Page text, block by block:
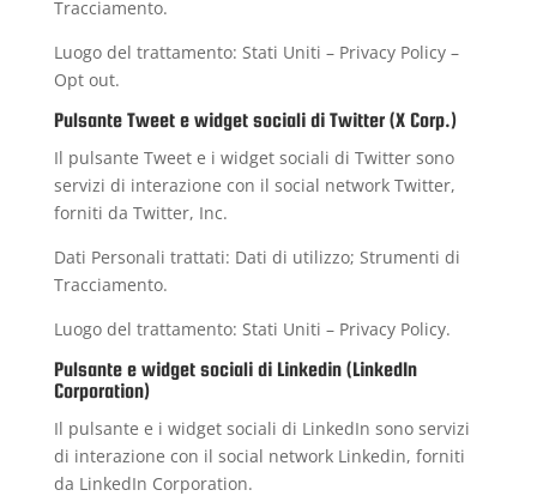
Tracciamento.
Luogo del trattamento: Stati Uniti – Privacy Policy–
Opt out.
Pulsante Tweet e widget sociali di Twitter (X Corp.)
Il pulsante Tweet e i widget sociali di Twitter sono
servizi di interazione con il social network Twitter,
forniti da Twitter, Inc.
Dati Personali trattati: Dati di utilizzo; Strumenti di
Tracciamento.
Luogo del trattamento: Stati Uniti – Privacy Policy.
Pulsante e widget sociali di Linkedin (LinkedIn
Corporation)
Il pulsante e i widget sociali di LinkedIn sono servizi
di interazione con il social network Linkedin, forniti
da LinkedIn Corporation.